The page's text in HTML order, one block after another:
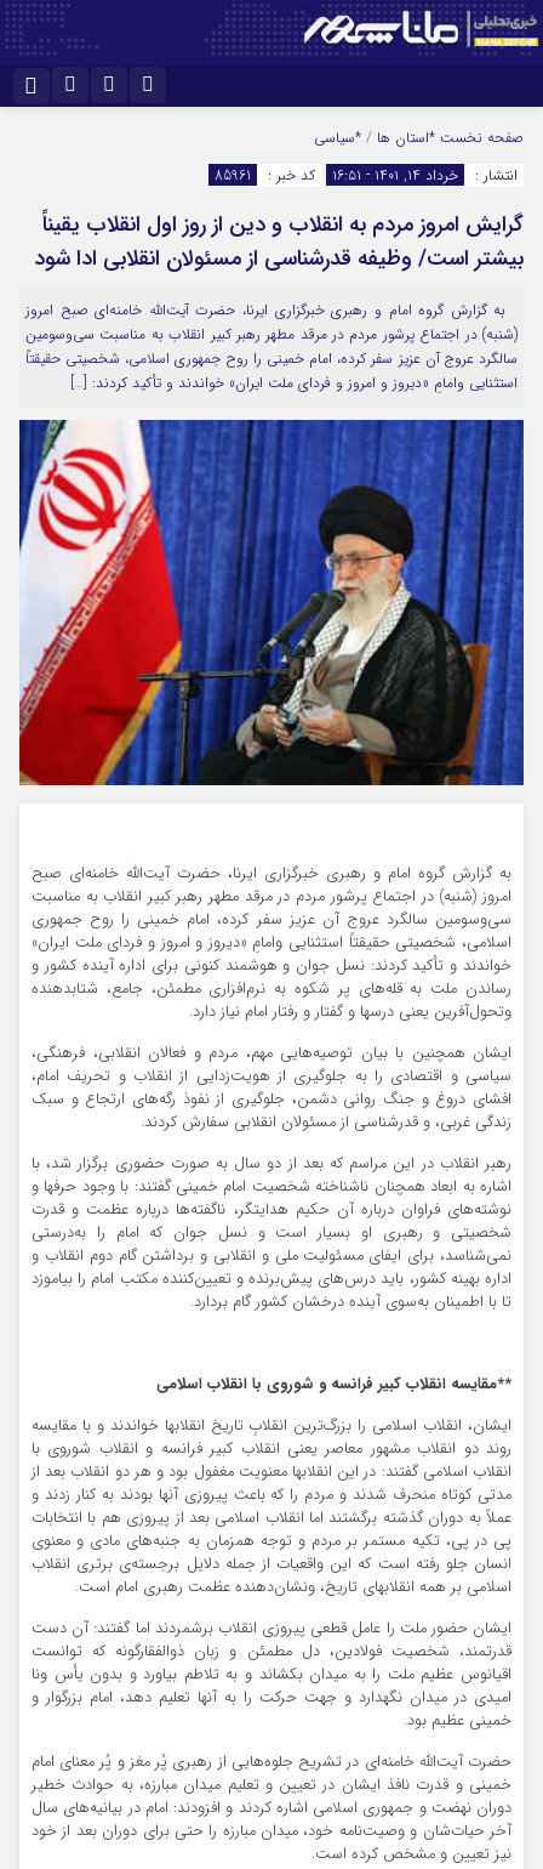
اینستاگرام
سروش
ایتا
آپارات
نام کاربری یا نشانی ایمیل
رمز عبور
مرا به خاطر بسپار
صفحه نخست *استان ها / *سیاسی
انتشار :
خرداد ۱۴, ۱۴۰۱ - ۱۶:۵۱ کد خبر : 85961
گرایش امروز مردم به انقلاب و دین از روز اول انقلاب یقیناً
بیشتر است/ وظیفه قدرشناسی از مسئولان انقلابی ادا شود
به گزارش گروه امام و رهبری خبرگزاری ایرنا، حضرت آیت‌الله خامنه‌ای صبح امروز
(شنبه) در اجتماع پرشور مردم در مرقد مطهر رهبر کبیر انقلاب به مناسبت سی‌وسومین
سالگرد عروج آن عزیز سفر کرده، امام خمینی را روح جمهوری اسلامی، شخصیتی حقیقتاً
استثنایی وامامِ «دیروز و امروز و فردای ملت ایران» خواندند و تأکید کردند: […]
به گزارش گروه امام و رهبری خبرگزاری ایرنا، حضرت آیت‌الله خامنه‌ای صبح
امروز (شنبه) در اجتماع پرشور مردم در مرقد مطهر رهبر کبیر انقلاب به مناسبت
سی‌وسومین سالگرد عروج آن عزیز سفر کرده، امام خمینی را روح جمهوری
اسلامی، شخصیتی حقیقتاً استثنایی وامامِ «دیروز و امروز و فردای ملت ایران»
خواندند و تأکید کردند: نسل جوان و هوشمند کنونی برای اداره آینده کشور و
رساندن ملت به قله‌های پر شکوه به نرم‌افزاری مطمئن، جامع، شتابدهنده
وتحول‌آفرین یعنی درسها و گفتار و رفتار امام نیاز دارد.
ایشان همچنین با بیان توصیه‌هایی مهم، مردم و فعالان انقلابی، فرهنگی،
سیاسی و اقتصادی را به جلوگیری از هویت‌زدایی از انقلاب و تحریف امام،
افشای دروغ و جنگ روانی دشمن، جلوگیری از نفوذ رگه‌های ارتجاع و سبک
زندگی غربی، و قدرشناسی از مسئولان انقلابی سفارش کردند.
رهبر انقلاب در این مراسم که بعد از دو سال به صورت حضوری برگزار شد، با
اشاره به ابعاد همچنان ناشناخته شخصیت امام خمینی گفتند: با وجود حرفها و
نوشته‌های فراوان درباره آن حکیم هدایتگر، ناگفته‌ها درباره عظمت و قدرت
شخصیتی و رهبری او بسیار است و نسل جوان که امام را به‌درستی
نمی‌شناسد، برای ایفای مسئولیت ملی و انقلابی و برداشتن گام دوم انقلاب و
اداره بهینه کشور، باید درس‌های پیش‌برنده و تعیین‌کننده مکتب امام را بیاموزد
تا با اطمینان به‌سوی آینده درخشان کشور گام بردارد.
**مقایسه انقلاب کبیر فرانسه و شوروی با انقلاب اسلامی
ایشان، انقلاب اسلامی را بزرگ‌ترین انقلابِ تاریخ انقلابها خواندند و با مقایسه
روند دو انقلاب مشهور معاصر یعنی انقلاب کبیر فرانسه و انقلاب شوروی با
انقلاب اسلامی گفتند: در این انقلابها معنویت مغفول بود و هر دو انقلاب بعد از
مدتی کوتاه منحرف شدند و مردم را که باعث پیروزی آنها بودند به کنار زدند و
عملاً به دوران گذشته برگشتند اما انقلاب اسلامی بعد از پیروزی هم با انتخابات
پی در پی، تکیه مستمر بر مردم و توجه همزمان به جنبه‌های مادی و معنوی
انسان جلو رفته است که این واقعیات از جمله دلایل برجسته‌ی برتری انقلاب
اسلامی بر همه انقلابهای تاریخ، ونشان‌دهنده عظمت رهبری امام است.
ایشان حضور ملت را عامل قطعی پیروزی انقلاب برشمردند اما گفتند: آن دست
قدرتمند، شخصیت فولادین، دل مطمئن و زبان ذوالفقارگونه که توانست
اقیانوس عظیم ملت را به میدان بکشاند و به تلاطم بیاورد و بدون یأس ونا
امیدی در میدان نگهدارد و جهت حرکت را به آنها تعلیم دهد، امام بزرگوار و
خمینی عظیم بود.
حضرت آیت‌الله خامنه‌ای در تشریح جلوه‌هایی از رهبری پُر مغز و پُر معنای امام
خمینی و قدرت نافذ ایشان در تعیین و تعلیم میدان مبارزه، به حوادث خطیر
دوران نهضت و جمهوری اسلامی اشاره کردند و افزودند: امام در بیانیه‌های سال
آخر حیات‌شان و وصیت‌نامه خود، میدان مبارزه را حتی برای دوران بعد از خود
نیز تعیین و مشخص کرده است.